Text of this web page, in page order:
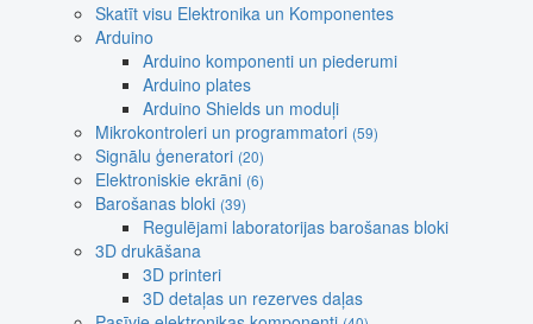
Skatīt visu Elektronika un Komponentes
Arduino
Arduino komponenti un piederumi
Arduino plates
Arduino Shields un moduļi
Mikrokontroleri un programmatori (59)
Signālu ģeneratori (20)
Elektroniskie ekrāni (6)
Barošanas bloki (39)
Regulējami laboratorijas barošanas bloki
3D drukāšana
3D printeri
3D detaļas un rezerves daļas